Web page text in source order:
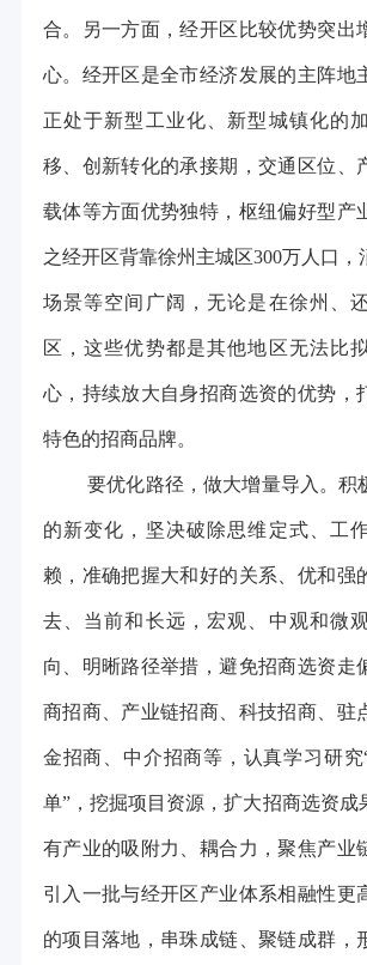
合。另一方面，经开区比较优势突出
心。经开区是全市经济发展的主阵地
正处于新型工业化、新型城镇化的
移、创新转化的承接期，交通区位、
载体等方面优势独特，枢纽偏好型产
之经开区背靠徐州主城区300万人口，
场景等空间广阔，无论是在徐州、
区，这些优势都是其他地区无法比
心，持续放大自身招商选资的优势，
特色的招商品牌。
要优化路径，做大增量导入。积
的新变化，坚决破除思维定式、工
赖，准确把握大和好的关系、优和强
去、当前和长远，宏观、中观和微
向、明晰路径举措，避免招商选资走
商招商、产业链招商、科技招商、驻
金招商、中介招商等，认真学习研
单”，挖掘项目资源，扩大招商选资成
有产业的吸附力、耦合力，聚焦产业
引入一批与经开区产业体系相融性更
的项目落地，串珠成链、聚链成群，